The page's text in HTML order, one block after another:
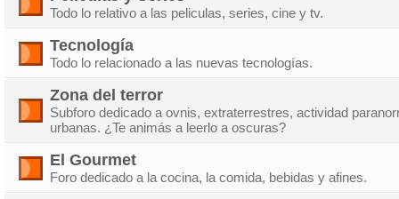
Todo lo relativo a las peliculas, series, cine y tv.
Tecnología
Todo lo relacionado a las nuevas tecnologías.
Zona del terror
Subforo dedicado a ovnis, extraterrestres, actividad
urbanas. ¿Te animás a leerlo a oscuras?
El Gourmet
Foro dedicado a la cocina, la comida, bebidas y afines.